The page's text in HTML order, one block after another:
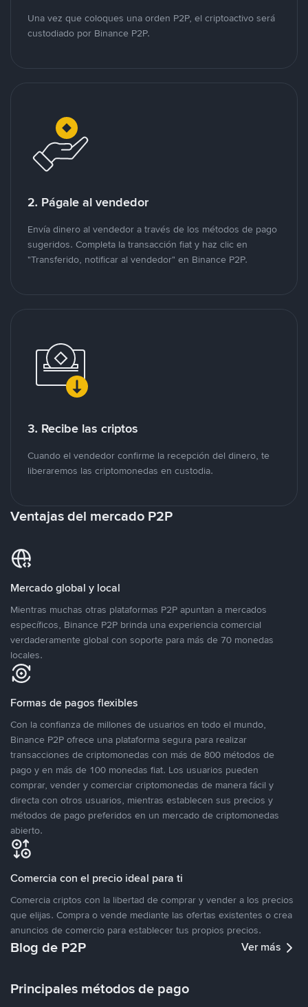
Una vez que coloques una orden P2P, el criptoactivo será
custodiado por Binance P2P.
2. Págale al vendedor
Envía dinero al vendedor a través de los métodos de pago
sugeridos. Completa la transacción fiat y haz clic en
"Transferido, notificar al vendedor" en Binance P2P.
3. Recibe las criptos
Cuando el vendedor confirme la recepción del dinero, te
liberaremos las criptomonedas en custodia.
Ventajas del mercado P2P
Mercado global y local
Mientras muchas otras plataformas P2P apuntan a mercados
específicos, Binance P2P brinda una experiencia comercial
verdaderamente global con soporte para más de 70 monedas
locales.
Formas de pagos flexibles
Con la confianza de millones de usuarios en todo el mundo,
Binance P2P ofrece una plataforma segura para realizar
transacciones de criptomonedas con más de 800 métodos de
pago y en más de 100 monedas fiat. Los usuarios pueden
comprar, vender y comerciar criptomonedas de manera fácil y
directa con otros usuarios, mientras establecen sus precios y
métodos de pago preferidos en un mercado de criptomonedas
abierto.
Comercia con el precio ideal para ti
Comercia criptos con la libertad de comprar y vender a los precios
que elijas. Compra o vende mediante las ofertas existentes o crea
anuncios de comercio para establecer tus propios precios.
Blog de P2P Ver más
Principales métodos de pago